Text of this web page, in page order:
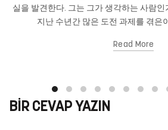
실을 발견한다. 그는 그가 생각하는 사람
지난 수년간 많은 도전 과제를 겪은
Read More
BIR CEVAP YAZIN